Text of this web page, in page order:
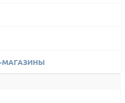
МАГАЗИНЫ